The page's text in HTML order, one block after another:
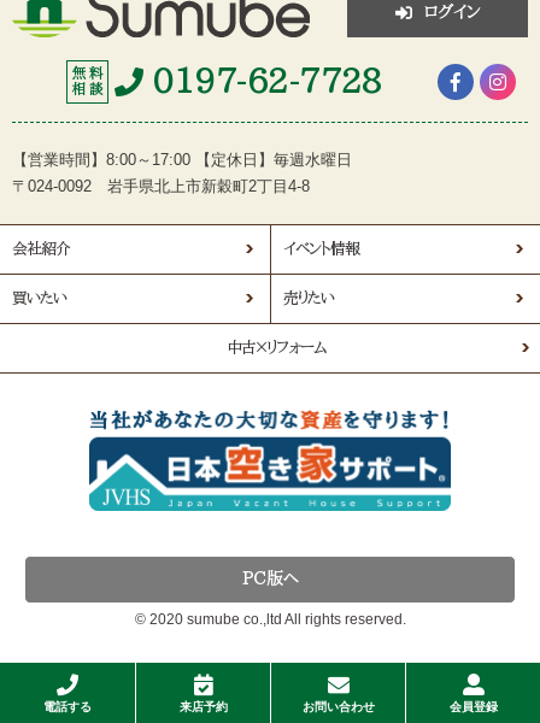
ログイン
無 料
相 談
0197-62-7728
【営業時間】8:00～17:00 【定休日】毎週水曜日
〒024-0092 岩手県北上市新穀町2丁目4-8
会社紹介 イベント情報
買いたい 売りたい
中古×リフォーム
PC版へ
© 2020 sumube co.,ltd All rights reserved.
電話する 来店予約 お問い合わせ 会員登録